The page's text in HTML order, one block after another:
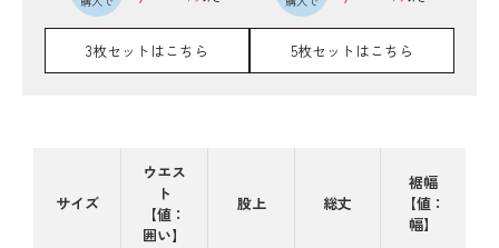
3枚セットはこちら 5枚セットはこちら
サイズ
ウエス
ト
【値：
囲い】
股上 総丈
裾幅
【値：
幅】